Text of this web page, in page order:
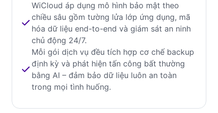
WiCloud áp dụng mô hình bảo mật theo
chiều sâu gồm tường lửa lớp ứng dụng, mã
hóa dữ liệu end-to-end và giám sát an ninh
chủ động 24/7.
Mỗi gói dịch vụ đều tích hợp cơ chế backup
định kỳ và phát hiện tấn công bất thường
bằng AI – đảm bảo dữ liệu luôn an toàn
trong mọi tình huống.